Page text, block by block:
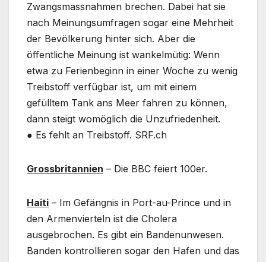
Zwangsmassnahmen brechen. Dabei hat sie
nach Meinungsumfragen sogar eine Mehrheit
der Bevölkerung hinter sich. Aber die
öffentliche Meinung ist wankelmütig: Wenn
etwa zu Ferienbeginn in einer Woche zu wenig
Treibstoff verfügbar ist, um mit einem
gefülltem Tank ans Meer fahren zu können,
dann steigt womöglich die Unzufriedenheit.
● Es fehlt an Treibstoff. SRF.ch
Grossbritannien – Die BBC feiert 100er.
Haiti – Im Gefängnis in Port-au-Prince und in
den Armenvierteln ist die Cholera
ausgebrochen. Es gibt ein Bandenunwesen.
Banden kontrollieren sogar den Hafen und das